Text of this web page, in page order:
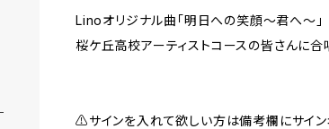
Linoオリジナル曲「明日への笑顔～君へ～」
桜ケ丘高校アーティストコースの皆さんに合
⚠️サインを入れて欲しい方は備考欄にサイン